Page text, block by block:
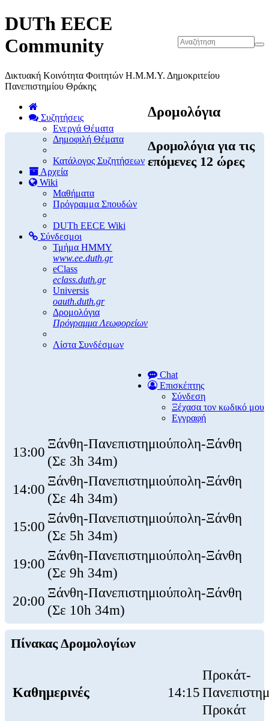
DUTh EECE
Community
Δικτυακή Κοινότητα Φοιτητών Η.Μ.Μ.Υ. Δημοκριτείου
Πανεπιστημίου Θράκης
Συζητήσεις
Ενεργά Θέματα
Δημοφιλή Θέματα
Κατάλογος Συζητήσεων
Αρχεία
Wiki
Μαθήματα
Πρόγραμμα Σπουδών
DUTh EECE Wiki
Σύνδεσμοι
Τμήμα ΗΜΜΥ
www.ee.duth.gr
eClass
eclass.duth.gr
Universis
oauth.duth.gr
Δρομολόγια
Πρόγραμμα Λεωφορείων
Λίστα Συνδέσμων
Chat
Επισκέπτης
Σύνδεση
Ξέχασα τον κωδικό μου
Εγγραφή
Δρομολόγια
Δρομολόγια για τις
επόμενες 12 ώρες
13:00
Ξάνθη-Πανεπιστημιούπολη-Ξάνθη
(Σε 3h 34m)
14:00
Ξάνθη-Πανεπιστημιούπολη-Ξάνθη
(Σε 4h 34m)
15:00
Ξάνθη-Πανεπιστημιούπολη-Ξάνθη
(Σε 5h 34m)
19:00
Ξάνθη-Πανεπιστημιούπολη-Ξάνθη
(Σε 9h 34m)
20:00
Ξάνθη-Πανεπιστημιούπολη-Ξάνθη
(Σε 10h 34m)
Πίνακας Δρομολογίων
Καθημερινές 14:15
Προκάτ-
Προκάτ